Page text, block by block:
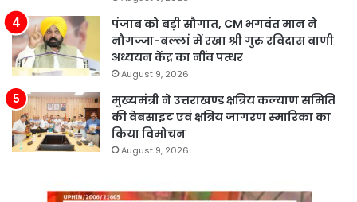
पंजाब को बड़ी सौगात, CM भगवंत मान ने
नौगज्जा-बल्लां में रखा श्री गुरु रविदास बाणी
अध्ययन केंद्र का नींव पत्थर
August 9, 2026
मुख्यमंत्री ने उत्तराखण्ड क्षत्रिय कल्याण समिति
की वेबसाइट एवं क्षत्रिय जागरण स्मारिका का
किया विमोचन
August 9, 2026